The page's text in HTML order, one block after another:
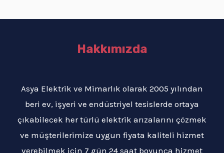
Hakkımızda
Asya Elektrik ve Mimarlık olarak 2005 yılından
beri ev, işyeri ve endüstriyel tesislerde ortaya
çıkabilecek her türlü elektrik arızalarını çözmek
ve müşterilerimize uygun fiyata kaliteli hizmet
verebilmek için 7 gün 24 saat boyunca hizmet